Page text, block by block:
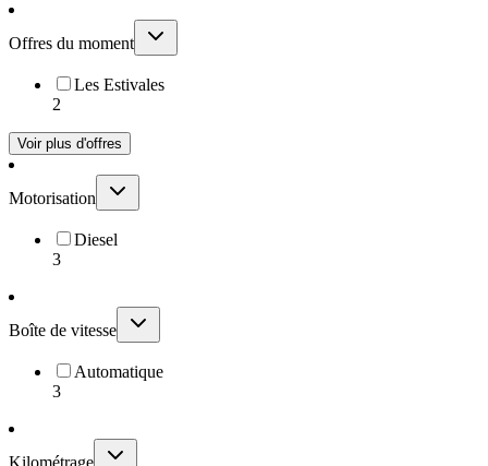
Offres du moment
Les Estivales
2
Voir plus d'offres
Motorisation
Diesel
3
Boîte de vitesse
Automatique
3
Kilométrage